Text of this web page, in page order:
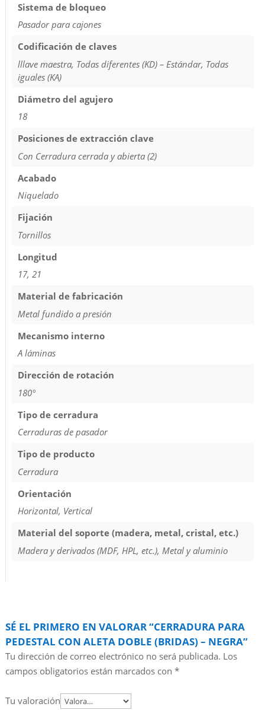
Sistema de bloqueo
Pasador para cajones
Codificación de claves
lllave maestra, Todas diferentes (KD) – Estándar, Todas
iguales (KA)
Diámetro del agujero
18
Posiciones de extracción clave
Con Cerradura cerrada y abierta (2)
Acabado
Niquelado
Fijación
Tornillos
Longitud
17, 21
Material de fabricación
Metal fundido a presión
Mecanismo interno
A láminas
Dirección de rotación
180°
Tipo de cerradura
Cerraduras de pasador
Tipo de producto
Cerradura
Orientación
Horizontal, Vertical
Material del soporte (madera, metal, cristal, etc.)
Madera y derivados (MDF, HPL, etc.), Metal y aluminio
SÉ EL PRIMERO EN VALORAR “CERRADURA PARA
PEDESTAL CON ALETA DOBLE (BRIDAS) – NEGRA”
Tu dirección de correo electrónico no será publicada. Los
campos obligatorios están marcados con *
Tu valoración